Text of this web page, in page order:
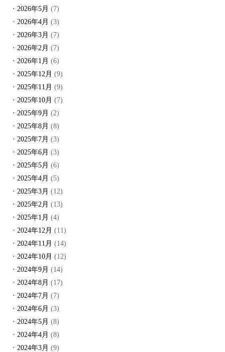
2026年5月 (7)
2026年4月 (3)
2026年3月 (7)
2026年2月 (7)
2026年1月 (6)
2025年12月 (9)
2025年11月 (9)
2025年10月 (7)
2025年9月 (2)
2025年8月 (8)
2025年7月 (3)
2025年6月 (3)
2025年5月 (6)
2025年4月 (5)
2025年3月 (12)
2025年2月 (13)
2025年1月 (4)
2024年12月 (11)
2024年11月 (14)
2024年10月 (12)
2024年9月 (14)
2024年8月 (17)
2024年7月 (7)
2024年6月 (3)
2024年5月 (8)
2024年4月 (8)
2024年3月 (9)